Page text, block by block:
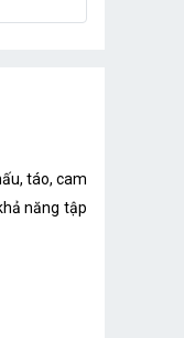
táo, cam
năng tập